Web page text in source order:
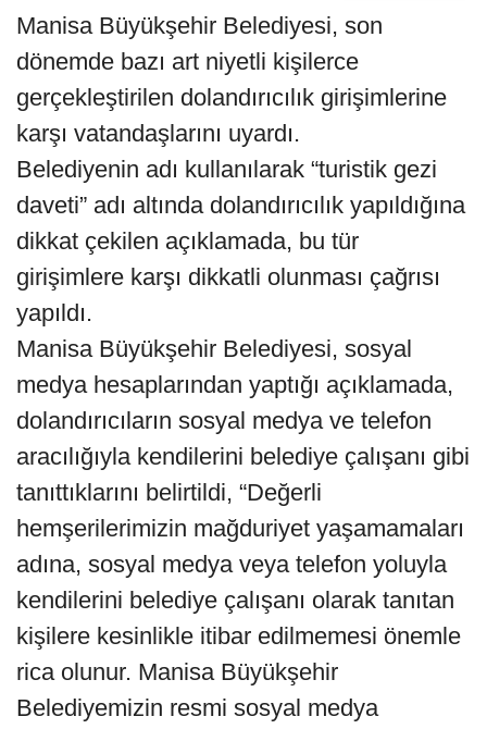
Manisa Büyükşehir Belediyesi, son
dönemde bazı art niyetli kişilerce
gerçekleştirilen dolandırıcılık girişimlerine
karşı vatandaşlarını uyardı.
Belediyenin adı kullanılarak “turistik gezi
daveti” adı altında dolandırıcılık yapıldığına
dikkat çekilen açıklamada, bu tür
girişimlere karşı dikkatli olunması çağrısı
yapıldı.
Manisa Büyükşehir Belediyesi, sosyal
medya hesaplarından yaptığı açıklamada,
dolandırıcıların sosyal medya ve telefon
aracılığıyla kendilerini belediye çalışanı gibi
tanıttıklarını belirtildi, “Değerli
hemşerilerimizin mağduriyet yaşamamaları
adına, sosyal medya veya telefon yoluyla
kendilerini belediye çalışanı olarak tanıtan
kişilere kesinlikle itibar edilmemesi önemle
rica olunur. Manisa Büyükşehir
Belediyemizin resmi sosyal medya